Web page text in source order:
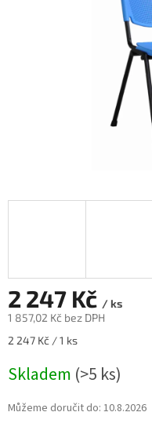
2 247 Kč / ks
1 857,02 Kč bez DPH
Měrná
2 247 Kč / 1 ks
Skladem (>5 ks)
Můžeme doručit do: 10.8.2026